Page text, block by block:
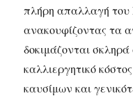
πλήρη απαλλαγή του
ανακουφίζοντας τα
δοκιμάζονται
καλλιεργητικό
καυσίμων και